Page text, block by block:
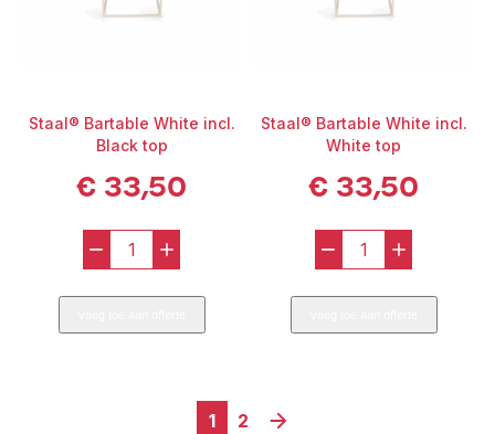
Staal® Bartable White incl.
Black top
€ 33,50
-
Staal®
Bartable
White
+
Staal® Bartable White incl.
White top
€ 33,50
-
Staal®
Bartable
White
+
1 2